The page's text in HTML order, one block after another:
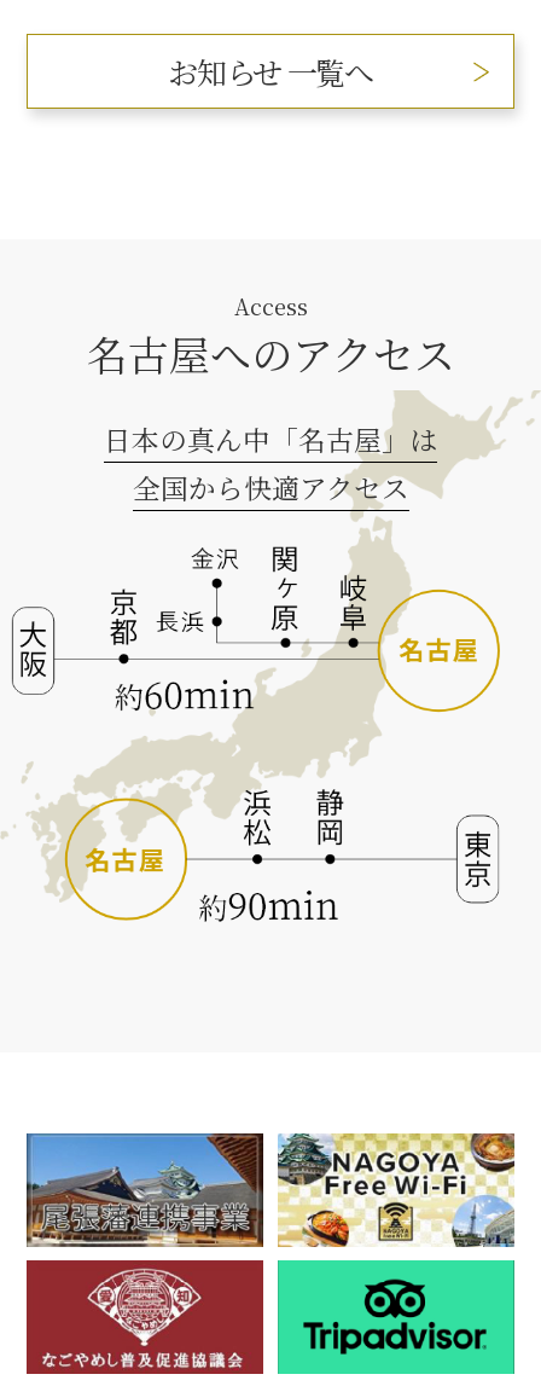
お知らせ 一覧へ
Access
名古屋へのアクセス
日本の真ん中「名古屋」は
全国から快適アクセス